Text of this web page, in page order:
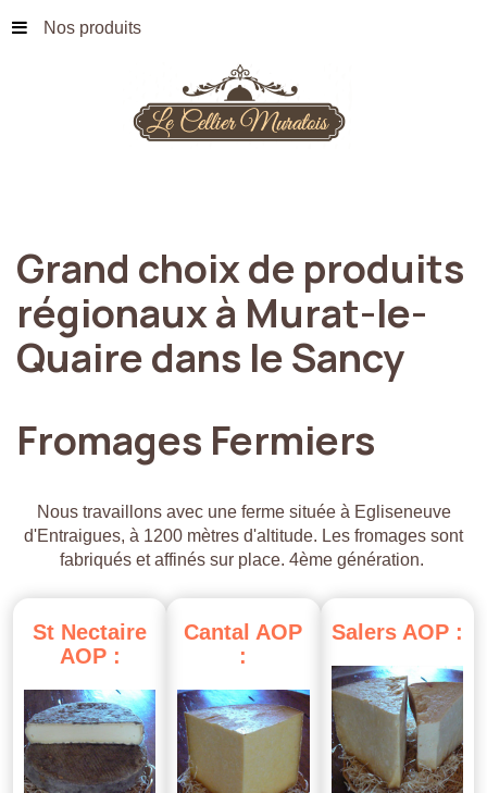
Nos produits
Grand choixde produits
régionauxà Murat-le-
Quairedans leSancy
Fromages Fermiers
Nous travaillons avec une ferme située à Egliseneuve
d'Entraigues, à 1200 mètres d'altitude. Les fromages sont
fabriqués et affinés sur place. 4ème génération.
St Nectaire
AOP :
Cantal AOP
:
Salers AOP :